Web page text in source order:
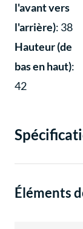
l'avant vers
l'arrière): 38
Hauteur (de
bas en haut):
42
Éléments